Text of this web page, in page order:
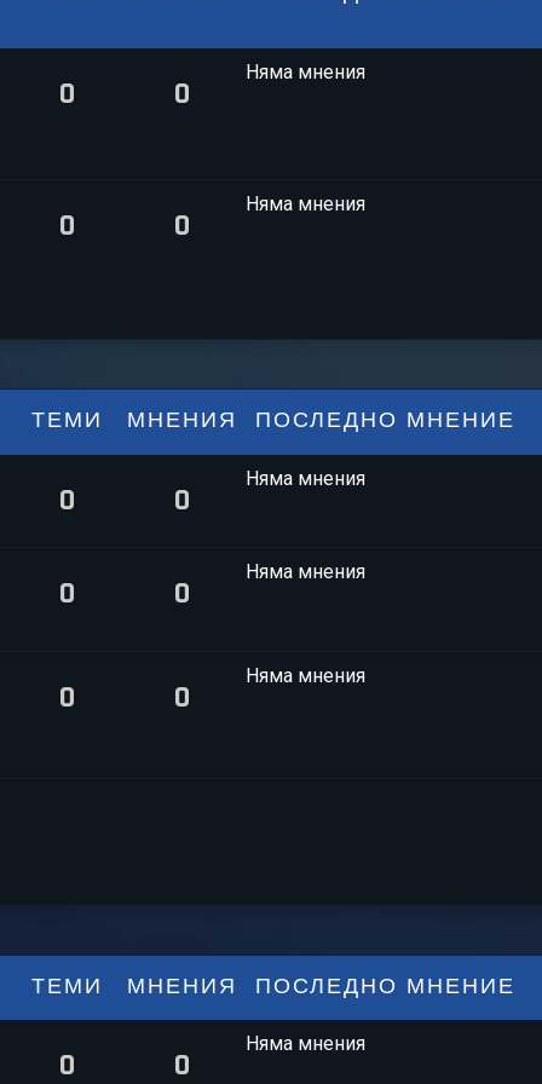
0 0
Няма мнения
0 0
Няма мнения
ТЕМИ МНЕНИЯ ПОСЛЕДНО МНЕНИЕ
0 0
Няма мнения
0 0
Няма мнения
0 0
Няма мнения
ТЕМИ МНЕНИЯ ПОСЛЕДНО МНЕНИЕ
0 0
Няма мнения